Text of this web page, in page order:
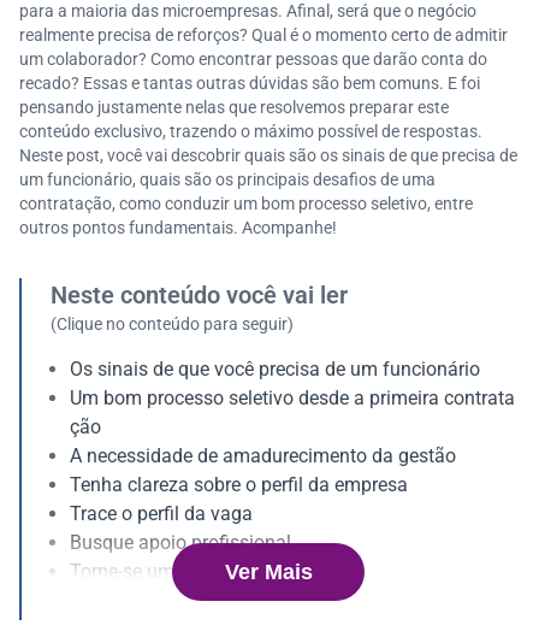
para a maioria das microempresas. Afinal, será que o negócio
realmente precisa de reforços? Qual é o momento certo de admitir
um colaborador? Como encontrar pessoas que darão conta do
recado? Essas e tantas outras dúvidas são bem comuns. E foi
pensando justamente nelas que resolvemos preparar este
conteúdo exclusivo, trazendo o máximo possível de respostas.
Neste post, você vai descobrir quais são os sinais de que precisa de
um funcionário, quais são os principais desafios de uma
contratação, como conduzir um bom processo seletivo, entre
outros pontos fundamentais. Acompanhe!
Neste conteúdo você vai ler
(Clique no conteúdo para seguir)
Os sinais de que você precisa de um funcionário
Um bom processo seletivo desde a primeira contrata
ção
A necessidade de amadurecimento da gestão
Tenha clareza sobre o perfil da empresa
Trace o perfil da vaga
Busque apoio profissional
Torne-se um verdadeiro líder
Os desafios tributários e de custos fixos
Ver Mais